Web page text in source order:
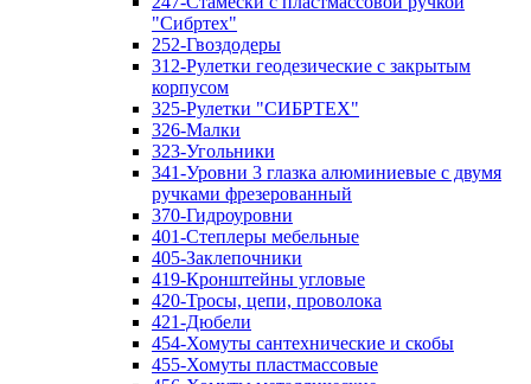
"Сибртех"
252-Гвоздодеры
312-Рулетки геодезические с закрытым
корпусом
325-Рулетки "СИБРТЕХ"
326-Малки
323-Угольники
341-Уровни 3 глазка алюминиевые с двумя
ручками фрезерованный
370-Гидроуровни
401-Степлеры мебельные
405-Заклепочники
419-Кронштейны угловые
420-Тросы, цепи, проволока
421-Дюбели
454-Хомуты сантехнические и скобы
455-Хомуты пластмассовые